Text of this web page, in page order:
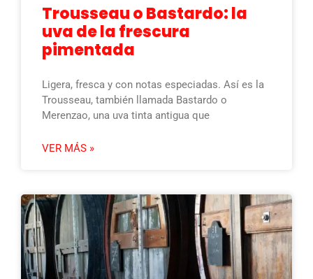
Trousseau o Bastardo: la
uva de la frescura
pimentada
Ligera, fresca y con notas especiadas. Así es la
Trousseau, también llamada Bastardo o
Merenzao, una uva tinta antigua que
VER MÁS »